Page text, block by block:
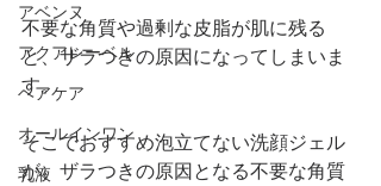
アベンヌ
アクアレーベル
ヘアケア
オールインワン
乳液
不要な角質や過剰な皮脂が肌に残る
と、ザラつきの原因になってしまいま
す。
そこでおすすめ泡立てない洗顔ジェル
が、ザラつきの原因となる不要な角質